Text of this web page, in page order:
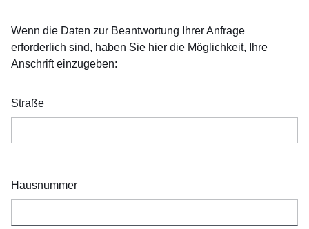
Wenn die Daten zur Beantwortung Ihrer Anfrage
erforderlich sind, haben Sie hier die Möglichkeit, Ihre
Anschrift einzugeben:
Straße
Hausnummer